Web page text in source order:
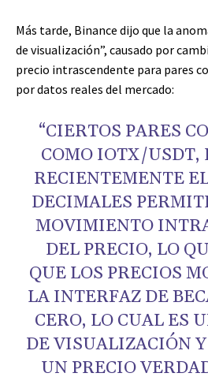
Más tarde, Binance dijo que la
de visualización”, causado por
precio intrascendente para pares
por datos reales del mercado:
“CIERTOS PARES
COMO IOTX/USDT,
RECIENTEMENTE
DECIMALES
MOVIMIENTO
DEL PRECIO, LO
QUE LOS PRECIOS
LA INTERFAZ DE
CERO, LO CUAL ES
DE VISUALIZACIÓN
UN PRECIO